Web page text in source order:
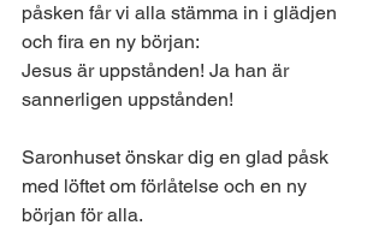
påsken får vi alla stämma in i glädjen
och fira en ny början:
Jesus är uppstånden! Ja han är
sannerligen uppstånden!
Saronhuset önskar dig en glad påsk
med löftet om förlåtelse och en ny
början för alla.